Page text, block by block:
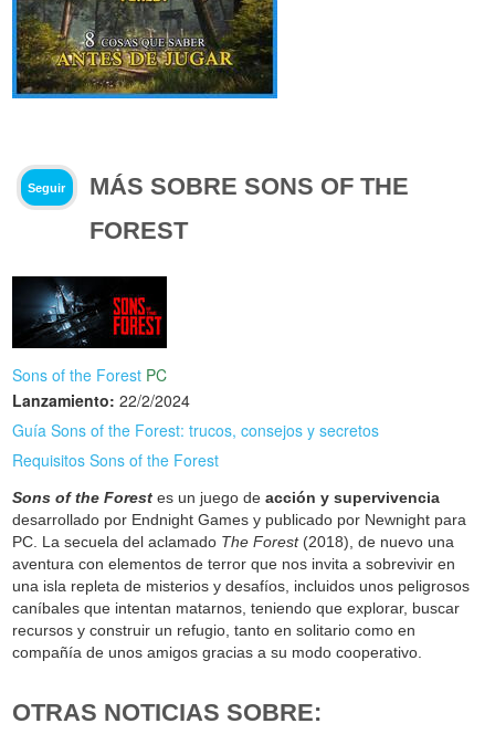
Seguir
MÁS SOBRE SONS OF THE
FOREST
Sons of the Forest PC
Lanzamiento: 22/2/2024
Guía Sons of the Forest: trucos, consejos y secretos
Requisitos Sons of the Forest
Sons of the Forest es un juego deacción y supervivencia
desarrollado por Endnight Games y publicado por Newnight para
PC. La secuela del aclamado The Forest(2018), de nuevo una
aventura con elementos de terror que nos invita a sobrevivir en
una isla repleta de misterios y desafíos, incluidos unos peligrosos
caníbales que intentan matarnos, teniendo que explorar, buscar
recursos y construir un refugio, tanto en solitario como en
compañía de unos amigos gracias a su modo cooperativo.
OTRAS NOTICIAS SOBRE: